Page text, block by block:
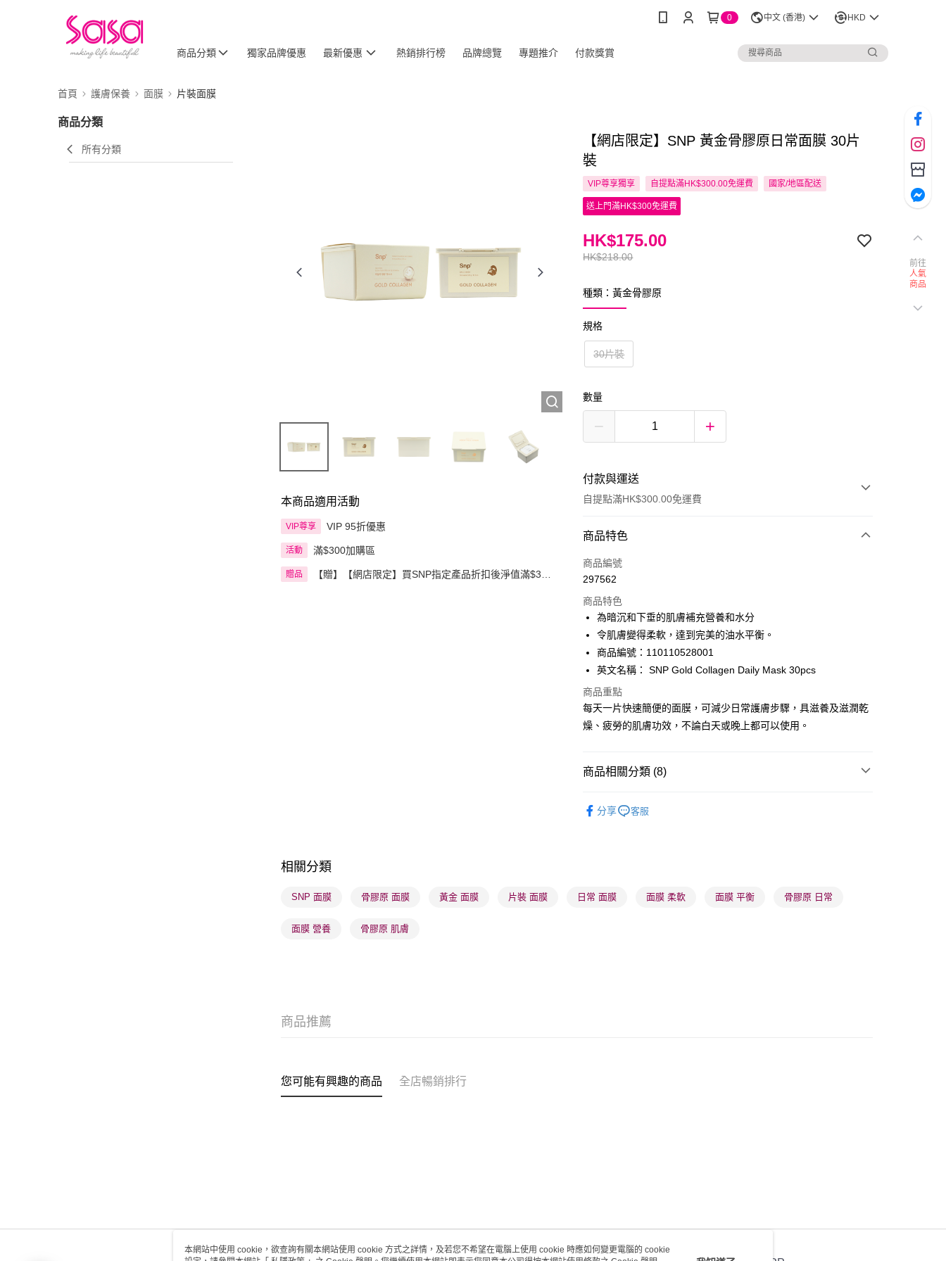
0 中文 (香港) HKD
商品分類 獨家品牌優惠 最新優惠 熱銷排行榜 品牌總覽 專題推介 付款獎賞
首頁 護膚保養 面膜 片裝面膜
商品分類
所有分類
本商品適用活動
VIP尊享 VIP 95折優惠
活動 滿$300加購區
贈品
【贈】【網店限定】買SNP指定產品折扣後淨值滿$300
【網店限定】SNP 黃金骨膠原日常面膜 30片
裝
VIP尊享獨享 自提點滿HK$300.00免運費 國家/地區配送
送上門滿HK$300免運費
HK$218.00
HK$175.00
種類：黃金骨膠原
規格
30片裝
數量
付款與運送
自提點滿HK$300.00免運費
付款方式
信用卡
AlipayHK
PayMe
WeChat Pay
BoC Pay
順豐站及營業點 - 確認發貨後1-3個工作天送達
商品特色
商品編號
297562
商品特色
為暗沉和下垂的肌膚補充營養和水分
令肌膚變得柔軟，達到完美的油水平衡。
商品編號：110110528001
英文名稱： SNP Gold Collagen Daily Mask 30pcs
商品重點
每天一片快速簡便的面膜，可減少日常護膚步驟，具滋養及滋潤乾
燥、疲勞的肌膚功效，不論白天或晚上都可以使用。
商品相關分類 (8)
莎莎獨家品牌✨ 最新上線
分享 客服
相關分類
SNP 面膜 骨膠原 面膜 黃金 面膜 片裝 面膜 日常 面膜 面膜 柔軟 面膜 平衡 骨膠原 日常
面膜 營養 骨膠原 肌膚
商品推薦
您可能有興趣的商品 全店暢銷排行
前往
人氣
商品
本網站中使用 cookie，欲查詢有關本網站使用 cookie 方式之詳情，及若您不希望在電腦上使用 cookie 時應如何變更電腦的 cookie